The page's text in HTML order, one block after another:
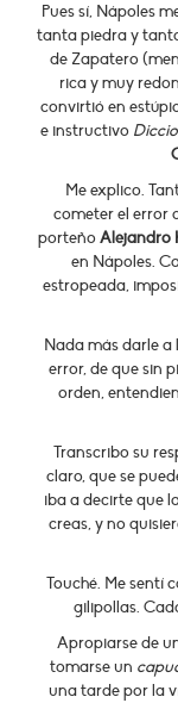
Pues sí, Nápoles
tanta piedra y
de Zapatero
rica y muy
convirtió en
e instructivo
Me explico.
cometer el error
porteñoAlejandro
en Nápoles.
estropeada,
Nada más darle
error, de que sin
orden,
Transcribo su
claro, que se
iba a decirte que
creas, y no
Touché. Me sentí
gilipollas.
Apropiarse de
tomarse un
una tarde por la